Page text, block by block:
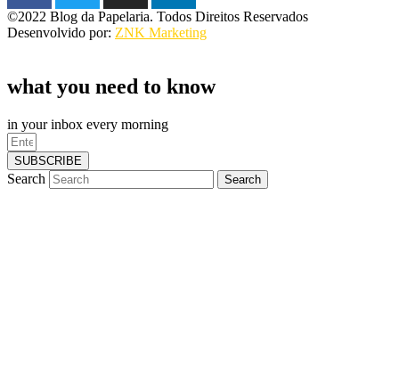
©2022 Blog da Papelaria. Todos Direitos Reservados
Desenvolvido por: ZNK Marketing
what you need to know
in your inbox every morning
SUBSCRIBE
Search Search